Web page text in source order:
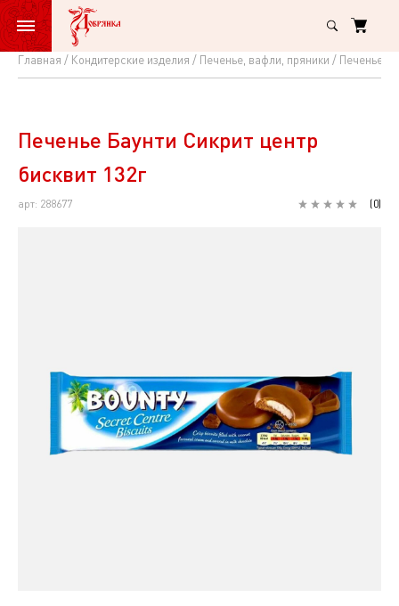
Главная Кондитерские изделия Печенье, вафли, пряники Печенье
Печенье
Сикрит
центр
бисквит
Печенье Баунти Сикрит центр
бисквит 132г
арт: 288677 (0)